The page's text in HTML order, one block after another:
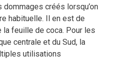
créés lorsqu’on
habituelle. Il en est de
la feuille de coca. Pour les
centrale et du Sud, la
utilisations